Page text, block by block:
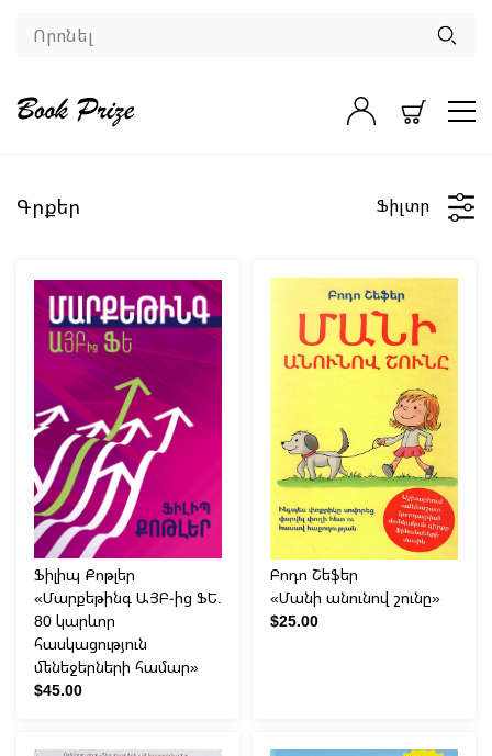
Գրքեր Ֆիլտր
Ֆիլիպ Քոթլեր
«Մարքեթինգ ԱՅԲ-ից ՖԵ.
80 կարևոր
հասկացություն
մենեջերների համար»
$45.00
Բոդո Շեֆեր
«Մանի անունով շունը»
$25.00